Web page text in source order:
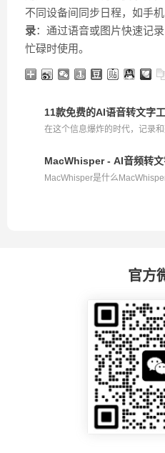
不同设备间同步日程，如手机
录：通过语音或图片快速记
忙碌时使用。
11款免费的AI语音转文字
在这个信息爆炸的时代，记录
MacWhisper - AI音频转
MacWhisper是什么
官方